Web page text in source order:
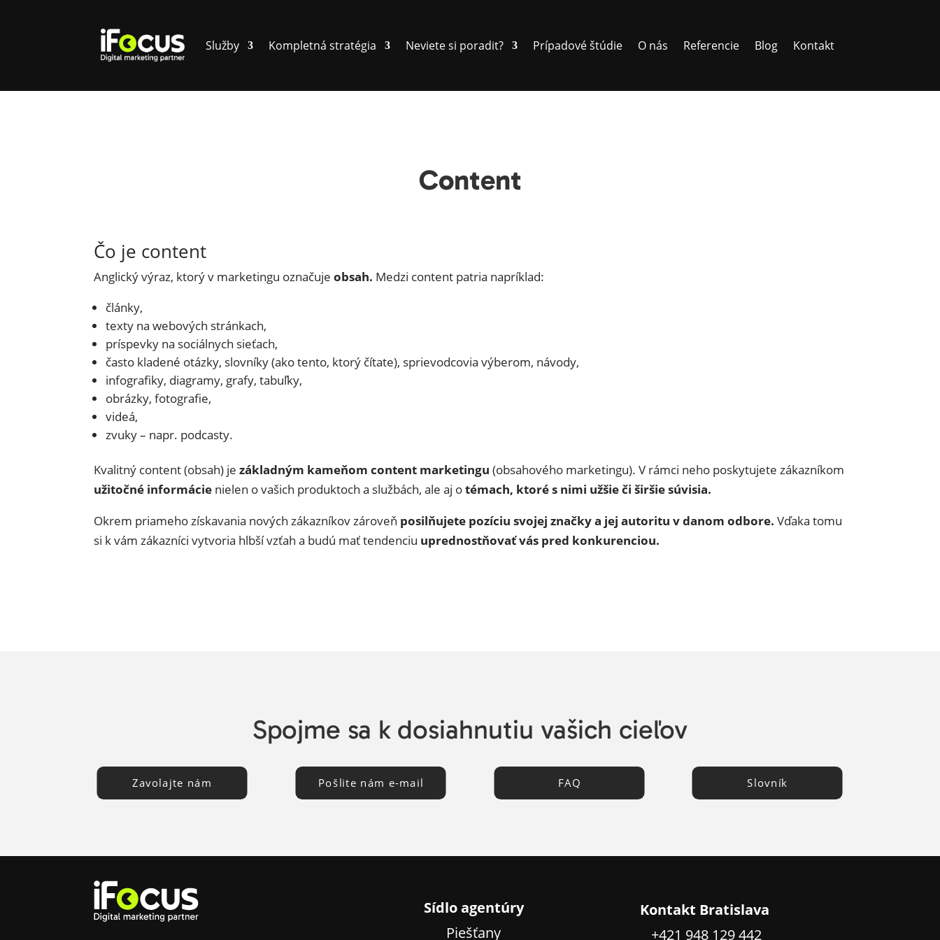
Služby Kompletná stratégia Neviete si poradit? Prípadové štúdie O nás Referencie Blog Kontakt
Content
Čo je content
Anglický výraz, ktorý v marketingu označujeobsah. Medzi content patria napríklad:
články,
texty na webových stránkach,
príspevky na sociálnych sieťach,
často kladené otázky, slovníky (ako tento, ktorý čítate), sprievodcovia výberom, návody,
infografiky, diagramy, grafy, tabuľky,
obrázky, fotografie,
videá,
zvuky – napr. podcasty.
Kvalitný content (obsah) jezákladným kameňom content marketingu (obsahového marketingu). V rámci neho poskytujete zákazníkom
užitočné informácie nielen o vašich produktoch a službách, ale aj otémach, ktoré s nimi užšie či širšie súvisia.
Okrem priameho získavania nových zákazníkov zároveň posilňujete pozíciu svojej značky a jej autoritu v danom odbore. Vďaka tomu
si k vám zákazníci vytvoria hlbší vzťah a budú mať tendenciu uprednostňovať vás pred konkurenciou.
Spojme sa k dosiahnutiu vašich cieľov
Zavolajte nám Pošlite nám e-mail FAQ Slovník
Sídlo agentúry
Piešťany
Kontakt Bratislava
+421 948 129 442